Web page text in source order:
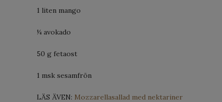
1 liten mango
¼ avokado
50 g fetaost
1 msk sesamfrön
LÄS ÄVEN: Mozzarellasallad med nektariner